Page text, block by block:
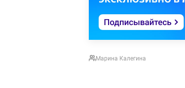
Марина Калегина